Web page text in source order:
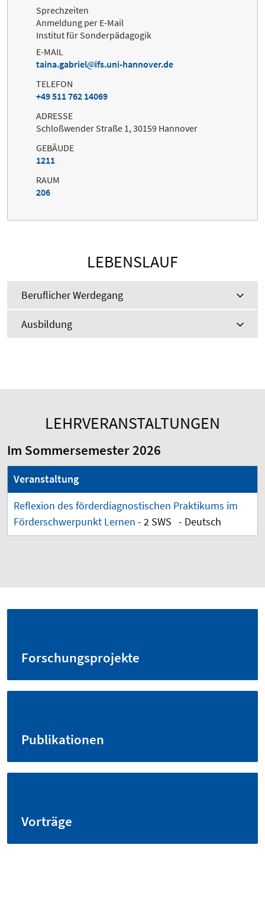
Sprechzeiten
Anmeldung per E-Mail
Institut für Sonderpädagogik
E-MAIL
taina.gabriel
ifs.uni-hannover.de
TELEFON
+49 511 762 14069
ADRESSE
Schloßwender Straße 1, 30159 Hannover
GEBÄUDE
1211
RAUM
206
LEBENSLAUF
Beruflicher Werdegang
Ausbildung
LEHRVERANSTALTUNGEN
Im Sommersemester 2026
Veranstaltung
Reflexion des förderdiagnostischen Praktikums im
Förderschwerpunkt Lernen - 2 SWS - Deutsch
Forschungsprojekte
Publikationen
Vorträge